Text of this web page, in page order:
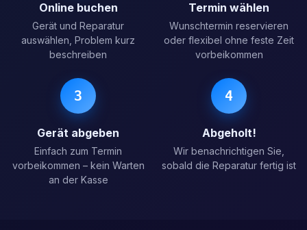
Online buchen
Gerät und Reparatur
auswählen, Problem kurz
beschreiben
Termin wählen
Wunschtermin reservieren
oder flexibel ohne feste Zeit
vorbeikommen
3
Gerät abgeben
Einfach zum Termin
vorbeikommen – kein Warten
an der Kasse
4
Abgeholt!
Wir benachrichtigen Sie,
sobald die Reparatur fertig ist